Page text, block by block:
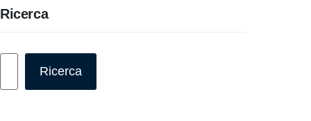
Ricerca
Ricerca